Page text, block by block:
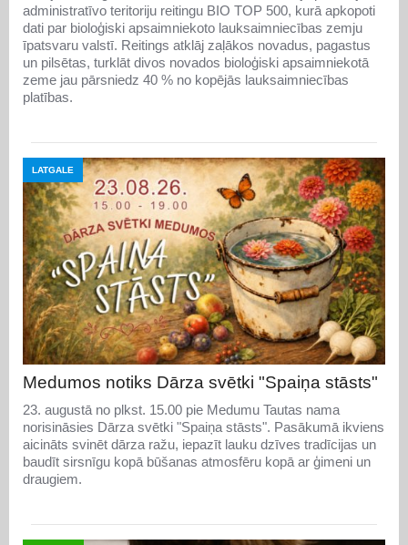
administratīvo teritoriju reitingu BIO TOP 500, kurā apkopoti
dati par bioloģiski apsaimniekoto lauksaimniecības zemju
īpatsvaru valstī. Reitings atklāj zaļākos novadus, pagastus
un pilsētas, turklāt divos novados bioloģiski apsaimniekotā
zeme jau pārsniedz 40 % no kopējās lauksaimniecības
platības.
LATGALE
Medumos notiks Dārza svētki "Spaiņa stāsts"
23. augustā no plkst. 15.00 pie Medumu Tautas nama
norisināsies Dārza svētki "Spaiņa stāsts". Pasākumā ikviens
aicināts svinēt dārza ražu, iepazīt lauku dzīves tradīcijas un
baudīt sirsnīgu kopā būšanas atmosfēru kopā ar ģimeni un
draugiem.